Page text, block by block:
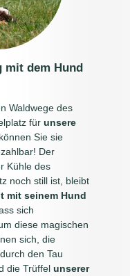
mit dem Hund
Waldwege des
für unsere
Sie sie
Der
Kühle des
noch still ist, bleibt
mit seinem Hund
sich
diese magischen
sich, die
den Tau
die Trüffel unserer